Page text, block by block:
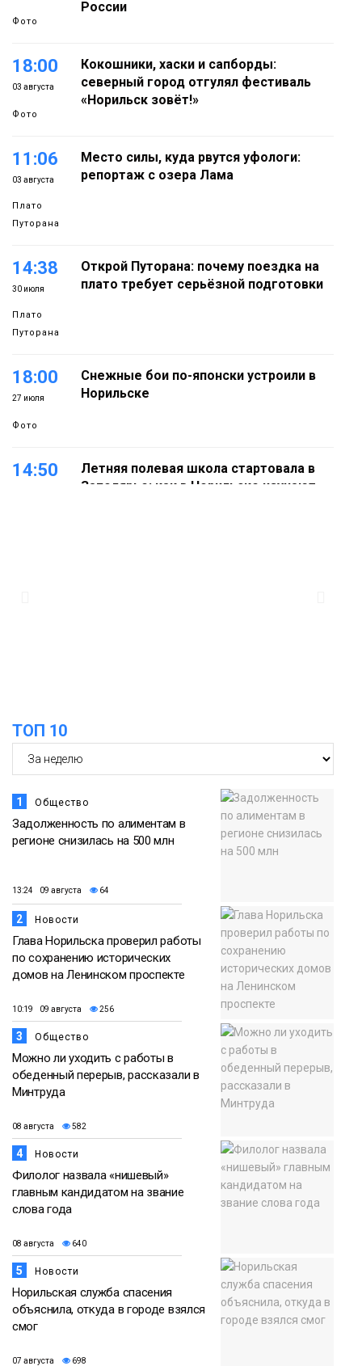
Фото
России
18:00
03 августа
Фото
Кокошники, хаски и сапборды:
северный город отгулял фестиваль
«Норильск зовёт!»
11:06
03 августа
Плато
Путорана
Место силы, куда рвутся уфологи:
репортаж с озера Лама
14:38
30 июля
Плато
Путорана
Открой Путорана: почему поездка на
плато требует серьёзной подготовки
18:00
27 июля
Фото
Снежные бои по-японски устроили в
Норильске
14:50
Летняя полевая школа стартовала в
Заполярье: как в Норильске изучают
18:30
Фото
Заполярное лето в разгаре: Норильск
прогрелся до 29 градусов
ТОП 10
1 Общество
Задолженность по алиментам в
регионе снизилась на 500 млн
13:24 09 августа 64
2 Новости
Глава Норильска проверил работы
по сохранению исторических
домов на Ленинском проспекте
10:19 09 августа 256
3 Общество
Можно ли уходить с работы в
обеденный перерыв, рассказали в
Минтруда
08 августа 582
4 Новости
Филолог назвала «нишевый»
главным кандидатом на звание
слова года
08 августа 640
5 Новости
Норильская служба спасения
объяснила, откуда в городе взялся
смог
07 августа 698